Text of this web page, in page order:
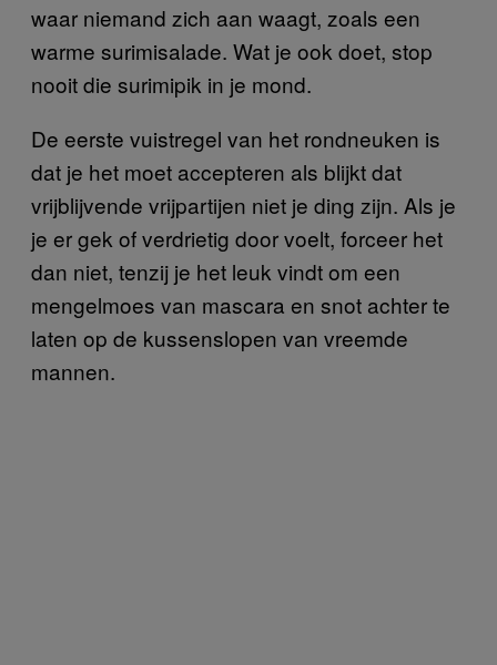
waar niemand zich aan waagt, zoals een
warme surimisalade. Wat je ook doet, stop
nooit die surimipik in je mond.
De eerste vuistregel van het rondneuken is
dat je het moet accepteren als blijkt dat
vrijblijvende vrijpartijen niet je ding zijn. Als je
je er gek of verdrietig door voelt, forceer het
dan niet, tenzij je het leuk vindt om een
mengelmoes van mascara en snot achter te
laten op de kussenslopen van vreemde
mannen.